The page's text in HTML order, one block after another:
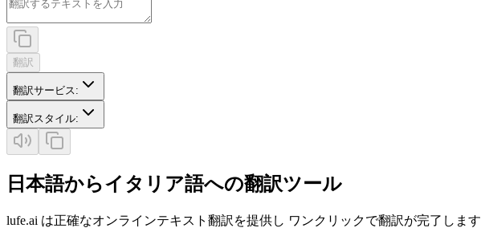
翻訳
翻訳サービス :
翻訳スタイル:
日本語からイタリア語への翻訳ツール
lufe.ai は正確なオンラインテキスト翻訳を提供し ワンクリックで翻訳が完了します